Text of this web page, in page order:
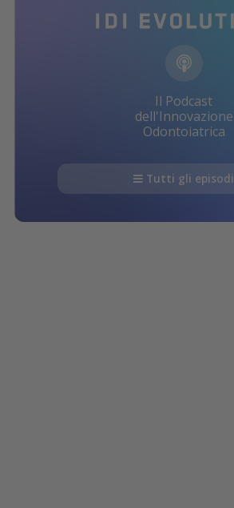
Il Podcast
dell'Innovazione
Odontoiatrica
Tutti gli episodi